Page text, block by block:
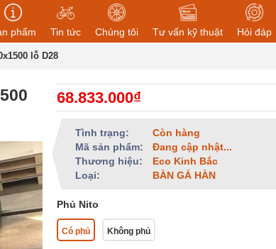
phẩm Tin tức Chúng tôi Tư vấn kỹ thuật Hỏi đáp
lỗ D28
68.833.000₫
Tình trạng:
Còn hàng
Mã sản phẩm:
Đang cập nhật...
Thương hiệu:
Eco Kinh Bắc
Loại:
BÀN GÁ HÀN
Phủ Nito
Có phủ Không phủ